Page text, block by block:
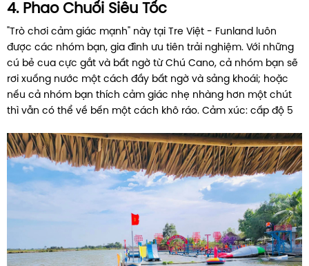
4. Phao Chuối Siêu Tốc
"Trò chơi cảm giác mạnh" này tại Tre Việt - Funland luôn
được các nhóm bạn, gia đình ưu tiên trải nghiệm. Với những
cú bẻ cua cực gắt và bất ngờ từ Chú Cano, cả nhóm bạn sẽ
rơi xuống nước một cách đầy bất ngờ và sảng khoái; hoặc
nếu cả nhóm bạn thích cảm giác nhẹ nhàng hơn một chút
thì vẫn có thể về bến một cách khô ráo. Cảm xúc: cấp độ 5